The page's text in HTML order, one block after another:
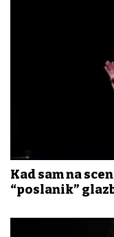
Kad sam na
“poslanik”